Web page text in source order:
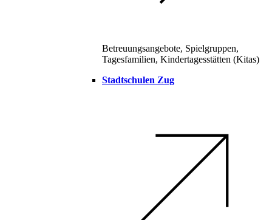
Betreuungsangebote, Spielgruppen,
Tagesfamilien, Kindertagesstätten (Kitas)
Stadtschulen Zug